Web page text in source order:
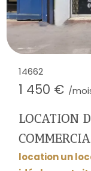
14662
1 450 € /
LOCATION
location un